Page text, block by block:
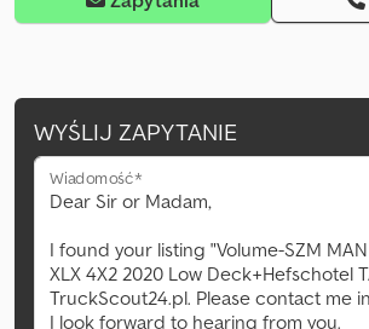
WYŚLIJ ZAPYTANIE
Wiadomość*